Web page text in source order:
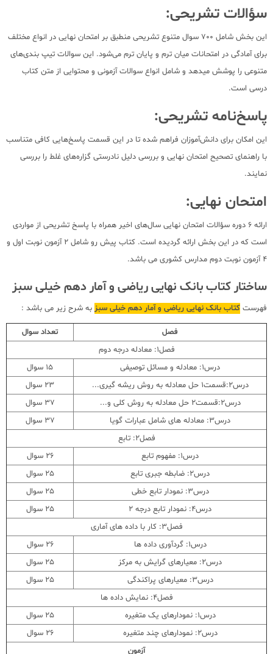
سؤالات تشریحی:
این بخش شامل 700 سوال متنوع تشریحی منطبق بر امتحان نهایی در انواع مختلف
برای آمادگی در امتحانات میان ترم و پایان ترم می‌شود. این سوالات تیپ بندی‌های
متنوعی را پوشش میدهد و شامل انواع سوالات آزمونی و محتوایی از متن کتاب
درسی است.
پاسخ‌نامه تشریحی:
این امکان برای دانش‌آموزان فراهم شده تا در این قسمت پاسخ‌هایی کافی متناسب
با راهنمای تصحیح امتحان نهایی و بررسی دلیل نادرستی گزاره‌های غلط را بررسی
نمایند.
امتحان نهایی:
ارائه 6 دوره سؤالات امتحان نهایی سال‌های اخیر همراه با پاسخ تشریحی از مواردی
است که در این بخش ارائه گردیده است. کتاب پیش رو شامل 2 آزمون نوبت اول و
4 آزمون نوبت دوم مدارس کشوری می باشد.
ساختار کتاب بانک نهایی ریاضی و آمار دهم خیلی سبز
فهرست کتاب بانک نهایی ریاضی و آمار دهم خیلی سبز به شرح زیر می باشد :
فصل
تعداد سوال
فصل1: معادله درجه دوم
درس1: معادله و مسائل توصیفی
15 سوال
درس2:قسمت1 حل معادله به روش ریشه گیری...
23 سوال
درس2:قسمت2 حل معادله به روش کلی و...
37 سوال
درس3: معادله های شامل عبارات گویا
37 سوال
فصل2: تابع
درس1: مفهوم تابع
26 سوال
درس2: ضابطه جبری تابع
25 سوال
درس3: نمودار تابع خطی
25 سوال
درس4: نمودار تابع درجه 2
25 سوال
فصل3: کار با داده های آماری
درس1: گردآوری داده ها
26 سوال
درس2: معیارهای گرایش به مرکز
25 سوال
درس3: معیارهای پراکندگی
25 سوال
فصل4: نمایش داده ها
درس1: نمودارهای یک متغیره
25 سوال
درس2: نمودارهای چند متغیره
26 سوال
آزمون